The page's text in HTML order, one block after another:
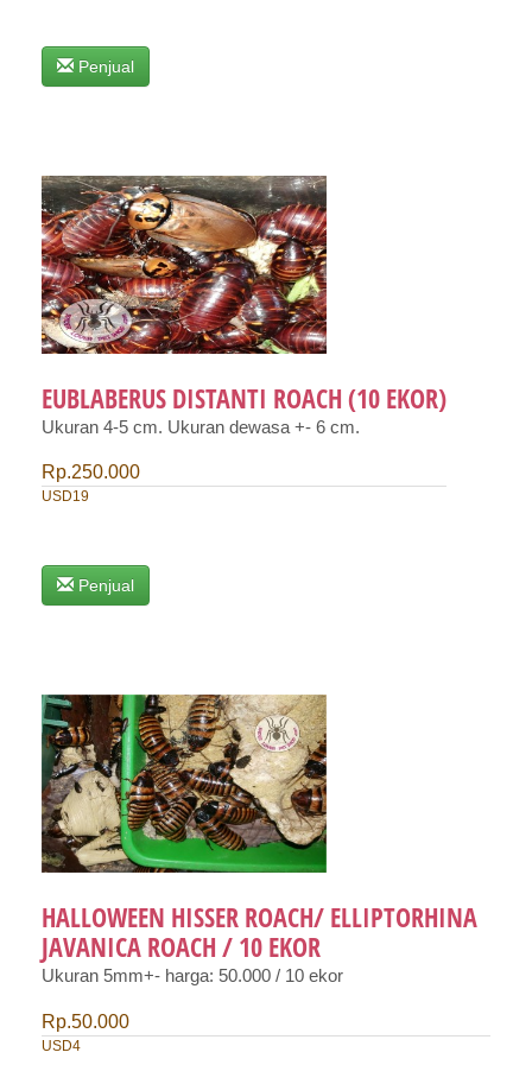
Penjual
EUBLABERUS DISTANTI ROACH (10 EKOR)
Ukuran 4-5 cm. Ukuran dewasa +- 6 cm.
Rp.250.000
USD19
Penjual
HALLOWEEN HISSER ROACH/ ELLIPTORHINA
JAVANICA ROACH / 10 EKOR
Ukuran 5mm+- harga: 50.000 / 10 ekor
Rp.50.000
USD4